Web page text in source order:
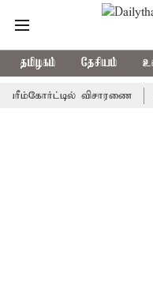
தமிழகம் தேசியம்
விசாரணை